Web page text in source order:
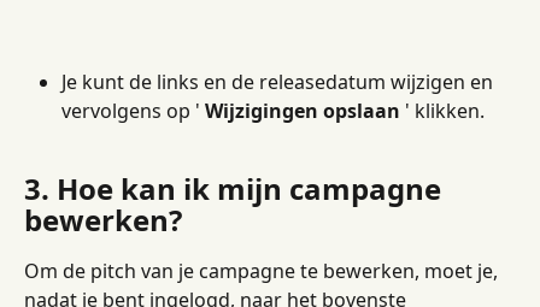
Je kunt de links en de releasedatum wijzigen en
vervolgens op ' Wijzigingen opslaan ' klikken.
3. Hoe kan ik mijn campagne
bewerken?
Om de pitch van je campagne te bewerken, moet je,
nadat je bent ingelogd, naar het bovenste